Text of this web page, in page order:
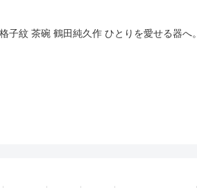
子紋 茶碗 鶴田純久作 ひとりを愛せる器へ。